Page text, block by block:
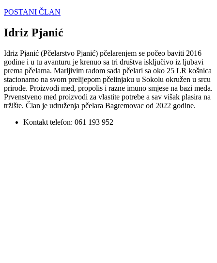
POSTANI ČLAN
Idriz Pjanić
Idriz Pjanić (Pčelarstvo Pjanić) pčelarenjem se počeo baviti 2016
godine i u tu avanturu je krenuo sa tri društva isključivo iz ljubavi
prema pčelama. Marljivim radom sada pčelari sa oko 25 LR košnica
stacionarno na svom prelijepom pčelinjaku u Sokolu okružen u srcu
prirode. Proizvodi med, propolis i razne imuno smjese na bazi meda.
Prvenstveno med proizvodi za vlastite potrebe a sav višak plasira na
tržište. Član je udruženja pčelara Bagremovac od 2022 godine.
Kontakt telefon: 061 193 952